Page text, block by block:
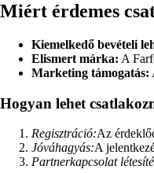
Miért érdemes
Kiemelkedő bevételi
Elismert márka: A
Marketing támogatás:
Hogyan lehet
Regisztráció:Az
Jóváhagyás:A
Partnerkapcsolat